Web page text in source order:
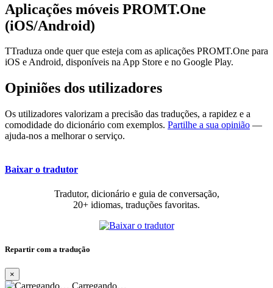
Aplicações móveis PROMT.One
(iOS/Android)
TTraduza onde quer que esteja com as aplicações PROMT.One para
iOS e Android, disponíveis na App Store e no Google Play.
Opiniões dos utilizadores
Os utilizadores valorizam a precisão das traduções, a rapidez e a
comodidade do dicionário com exemplos. Partilhe a sua opinião —
ajuda-nos a melhorar o serviço.
Baixar o tradutor
Tradutor, dicionário e guia de conversação,
20+ idiomas, traduções favoritas.
Repartir com a tradução
×
Carregando…